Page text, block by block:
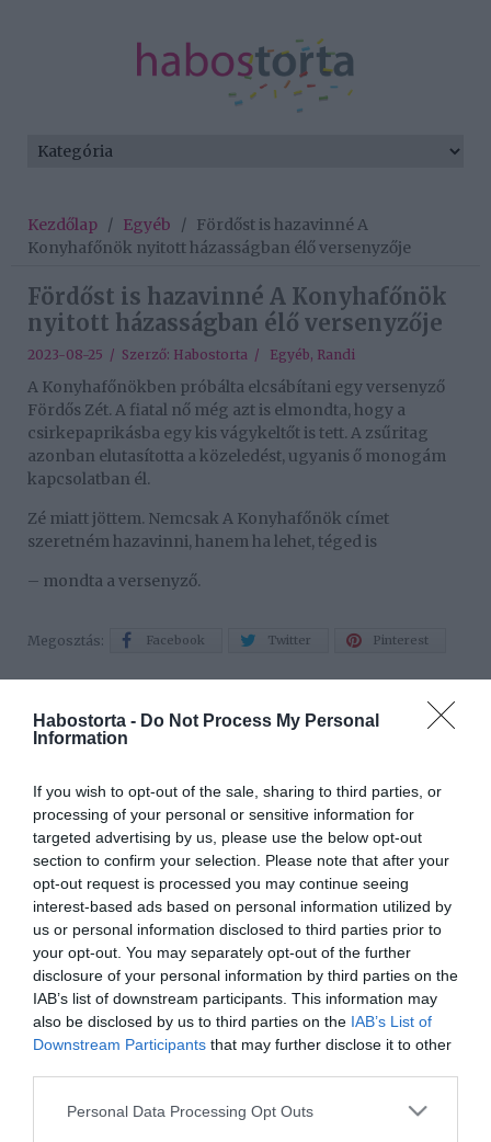
Habostorta - Do Not Process My Personal
Information
If you wish to opt-out of the sale, sharing to third parties, or
processing of your personal or sensitive information for
targeted advertising by us, please use the below opt-out
section to confirm your selection. Please note that after your
opt-out request is processed you may continue seeing
interest-based ads based on personal information utilized by
us or personal information disclosed to third parties prior to
your opt-out. You may separately opt-out of the further
disclosure of your personal information by third parties on the
IAB’s list of downstream participants. This information may
also be disclosed by us to third parties on the IAB’s List of
Downstream Participants that may further disclose it to other
Please note that this website/app uses one or more Google
Personal Data Processing Opt Outs
Kezdőlap / Egyéb / Fördőst is hazavinné A
Konyhafőnök nyitott házasságban élő versenyzője
Fördőst is hazavinné A Konyhafőnök
nyitott házasságban élő versenyzője
2023-08-25 / Szerző: Habostorta / Egyéb, Randi
A Konyhafőnökben próbálta elcsábítani egy versenyző
Fördős Zét. A fiatal nő még azt is elmondta, hogy a
csirkepaprikásba egy kis vágykeltőt is tett. A zsűritag
azonban elutasította a közeledést, ugyanis ő monogám
kapcsolatban él.
Zé miatt jöttem. Nemcsak A Konyhafőnök címet
szeretném hazavinni, hanem ha lehet, téged is
– mondta a versenyző.
Megosztás: Facebook Twitter Pinterest
Konyhafőnök,nyitott kapcsolat
HASONLÓ BEJEGYZÉSEK